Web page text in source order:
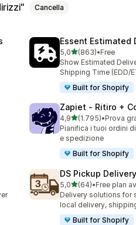
Cancella
Essent Estimated
5,0stelle su 5
(863)
863 recensioni totali
•Free
Show Estimated
Shipping Time (EDD/
Built for Shopify
Zapiet ‑ Ritiro +
4,9stelle su 5
(1.795)
1795 recensioni totali
•Prova
Pianifica i tuoi ordini
e spedizione
Built for Shopify
DS Pickup
5,0stelle su 5
(64)
64 recensioni totali
•Free plan
Delivery solutions for
local delivery,
Built for Shopify